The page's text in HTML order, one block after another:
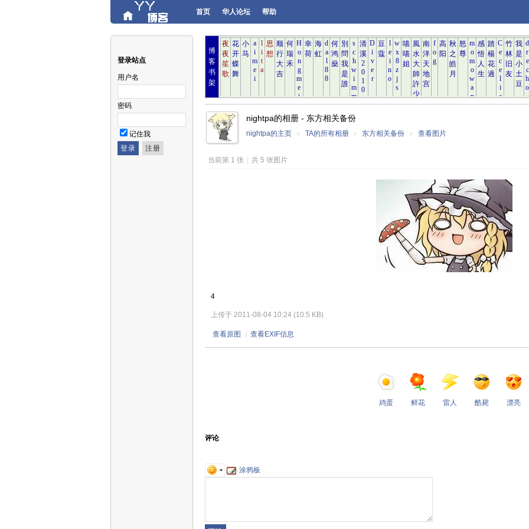
首页 华人论坛 帮助
登录站点
用户名
密码
记住我
博
客
书
架
nightpa的相册 - 东方相关备份
nightpa的主页 » TA的所有相册 » 东方相关备份 » 查看图片
当前第 1 张 共 5 张图片
4
上传于 2011-08-04 10:24 (10.5 KB)
查看原图 查看EXIF信息
鸡蛋 鲜花 雷人 酷毙 漂亮
评论
涂鸦板